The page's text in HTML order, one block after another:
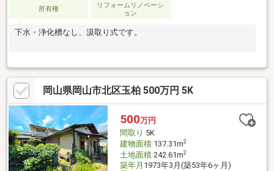
所有権
リフォームリノベーシ
ョン
下水・浄化槽なし、汲取り式です。
岡山県岡山市北区玉柏 500万円 5K
500万円
間取り 5K
建物面積137.31m2
土地面積242.61m2
築年月 1973年3月(築53年6ヶ月)